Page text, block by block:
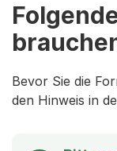
Bevor Sie die
den Hinweis in